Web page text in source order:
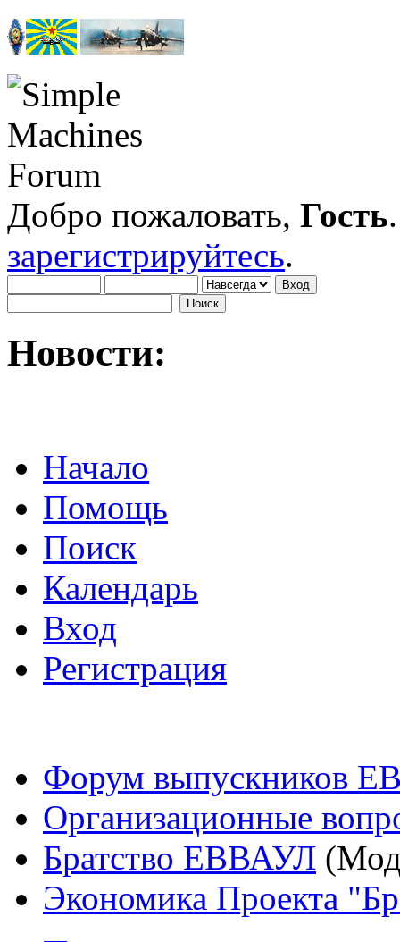
Добро пожаловать, Гость
зарегистрируйтесь.
Новости:
Начало
Помощь
Поиск
Календарь
Вход
Регистрация
Форум выпускников
Организационные
Братство ЕВВАУЛ
Экономика Проекта